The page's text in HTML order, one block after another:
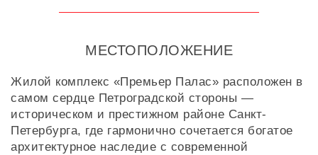
МЕСТОПОЛОЖЕНИЕ
Жилой комплекс «Премьер Палас» расположен в
самом сердце Петроградской стороны —
историческом и престижном районе Санкт-
Петербурга, где гармонично сочетается богатое
архитектурное наследие с современной